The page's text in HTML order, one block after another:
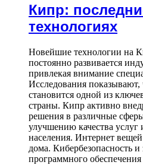
Кипр:
технологиях
Новейшие технологии на
постоянно развивается
привлекая внимание
Исследования показывают,
становится одной из
страны. Кипр активно
решения в различные
улучшению качества
населения. Интернет
дома. Кибербезопасность
программного